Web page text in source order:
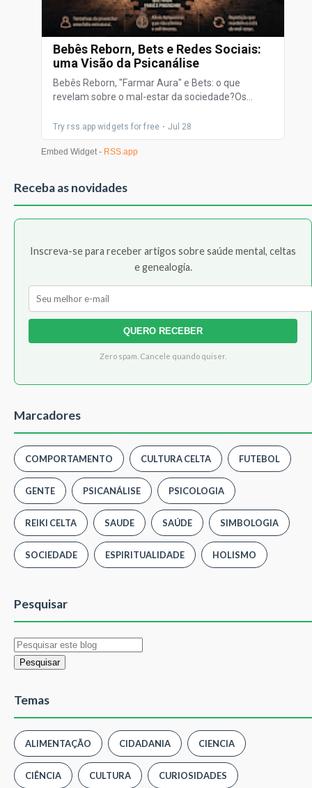
Receba as novidades
Inscreva-se para receber artigos sobre saúde mental, celtas
e genealogia.
QUERO RECEBER
Zero spam. Cancele quando quiser.
Marcadores
COMPORTAMENTO CULTURA CELTA FUTEBOL
GENTE PSICANÁLISE PSICOLOGIA
REIKI CELTA SAUDE SAÚDE SIMBOLOGIA
SOCIEDADE ESPIRITUALIDADE HOLISMO
Pesquisar
Temas
ALIMENTAÇÃO CIDADANIA CIENCIA
CIÊNCIA CULTURA CURIOSIDADES